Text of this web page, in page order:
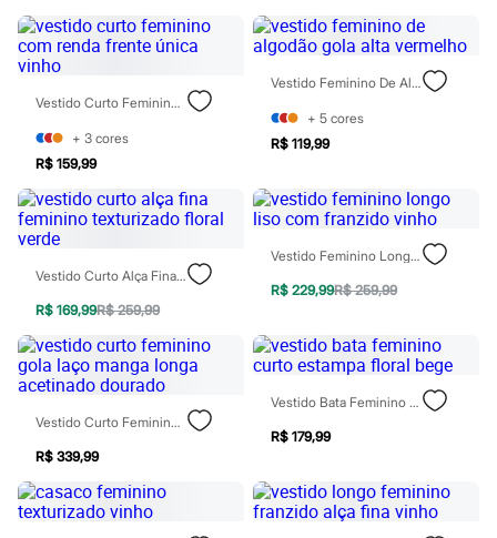
Marcas
City
Clock House
Mindset
Sawary
Yessica
Moda esportiva
Acessórios
Blusas
Calçados
Leggings
Shorts e Bermudas
Tops
Moda íntima
Cintas e Modeladores
Meias
Pijamas
Sutiãs e Tops
Moda praia
Biquínis
Maiôs
Saídas de praia
Plus size
Blusas e Camisetas
Vestido Curto Feminino Com Renda Frente Única Vinho
+ 3 cores
R$ 159,99
Vestido Feminino De Algodão Gola Alta Vermelho
+ 5 cores
R$ 119,99
Vestido Curto Alça Fina Feminino Texturizado Floral Verde
R$ 169,99R$ 259,99
Vestido Feminino Longo Liso Com Franzido Vinho
R$ 229,99R$ 259,99
Vestido Curto Feminino Gola Laço Manga Longa Acetinado Dourado
R$ 339,99
Vestido Bata Feminino Curto Estampa Floral Bege
R$ 179,99